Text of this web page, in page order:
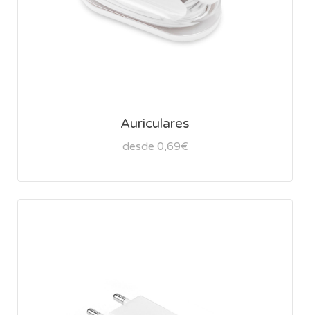
Auriculares
desde 0,69€